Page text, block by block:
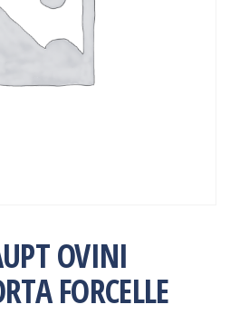
OVINI
FORCELLE